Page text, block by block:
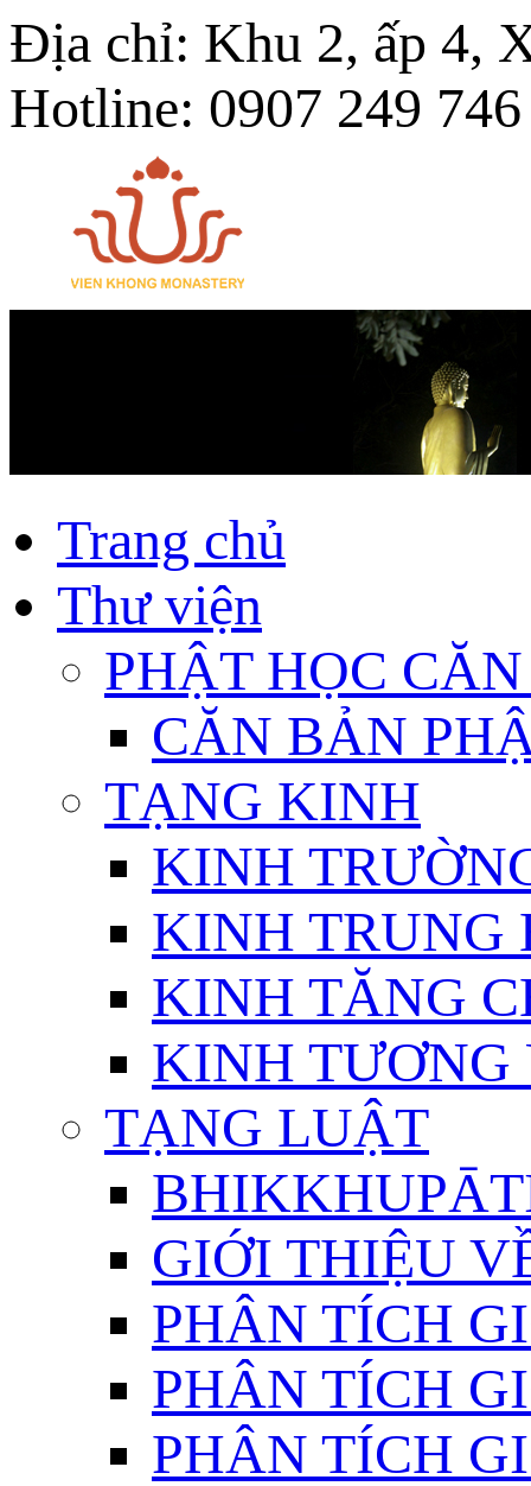
Địa chỉ: Khu 2, ấp 4,
Hotline: 0907 249 746
Trang chủ
Thư viện
PHẬT HỌC
CĂN BẢN
TẠNG KINH
KINH
KINH TRUNG
KINH TĂNG
KINH TƯƠNG
TẠNG LUẬT
GIỚI THIỆU
PHÂN TÍCH
PHÂN TÍCH
PHÂN TÍCH